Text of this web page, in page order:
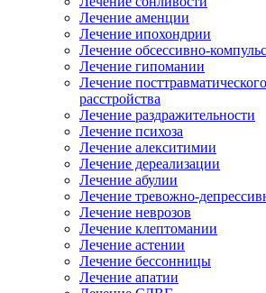
Лечение аменции
Лечение ипохондрии
Лечение обсессивно-
Лечение гипомании
Лечение
расстройства
Лечение раздражительности
Лечение психоза
Лечение алекситимии
Лечение дереализации
Лечение абулии
Лечение тревожно-
Лечение неврозов
Лечение клептомании
Лечение астении
Лечение бессонницы
Лечение апатии